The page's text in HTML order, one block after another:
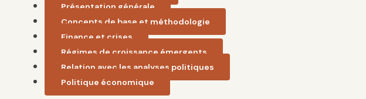
Présentation générale
Concepts de base et méthodologie
Finance et crises
Régimes de croissance émergents
Relation avec les analyses politiques
Politique économique